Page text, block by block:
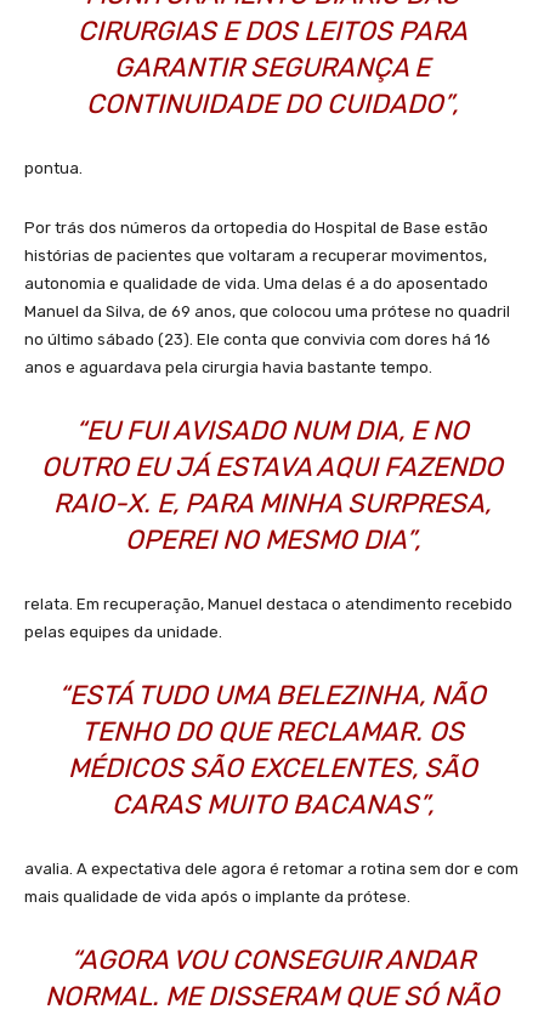
CIRURGIAS E DOS LEITOS PARA
GARANTIR SEGURANÇA E
CONTINUIDADE DO CUIDADO”,
pontua.
Por trás dos números da ortopedia do Hospital de Base estão
histórias de pacientes que voltaram a recuperar movimentos,
autonomia e qualidade de vida. Uma delas é a do aposentado
Manuel da Silva, de 69 anos, que colocou uma prótese no quadril
no último sábado (23). Ele conta que convivia com dores há 16
anos e aguardava pela cirurgia havia bastante tempo.
“EU FUI AVISADO NUM DIA, E NO
OUTRO EU JÁ ESTAVA AQUI FAZENDO
RAIO-X. E, PARA MINHA SURPRESA,
OPEREI NO MESMO DIA”,
relata. Em recuperação, Manuel destaca o atendimento recebido
pelas equipes da unidade.
“ESTÁ TUDO UMA BELEZINHA, NÃO
TENHO DO QUE RECLAMAR. OS
MÉDICOS SÃO EXCELENTES, SÃO
CARAS MUITO BACANAS”,
avalia. A expectativa dele agora é retomar a rotina sem dor e com
mais qualidade de vida após o implante da prótese.
“AGORA VOU CONSEGUIR ANDAR
NORMAL. ME DISSERAM QUE SÓ NÃO